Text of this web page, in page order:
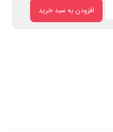
افزودن به سبد خرید